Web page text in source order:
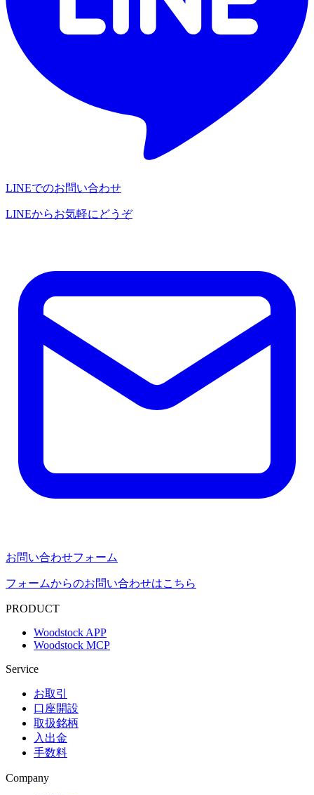
LINEでのお問い合わせ
LINEからお気軽にどうぞ
お問い合わせフォーム
フォームからのお問い合わせはこちら
PRODUCT
Woodstock APP
Woodstock MCP
Service
お取引
口座開設
取扱銘柄
入出金
手数料
Company